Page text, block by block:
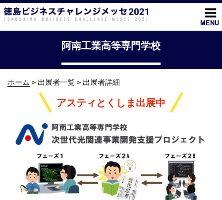
コ
ン
テ
MENU
阿南工業高等専門学校
ホーム > 出展者一覧 > 出展者詳細
アスティとくしま出展中